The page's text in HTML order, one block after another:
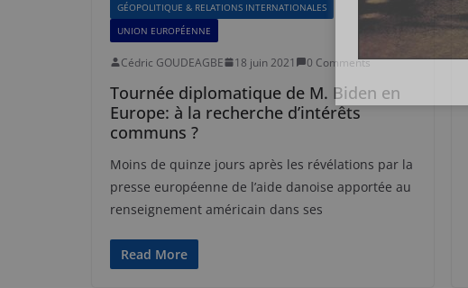
GÉOPOLITIQUE & RELATIONS INTERNATIONALES
UNION EUROPÉENNE
Cédric GOUDEAGBE 18 juin 2021 0 Comments
Tournée diplomatique de M. Biden en
Europe: à la recherche d’intérêts
communs ?
Moins de quinze jours après les révélations par la
presse européenne de l’aide danoise apportée au
renseignement américain dans ses
Read More